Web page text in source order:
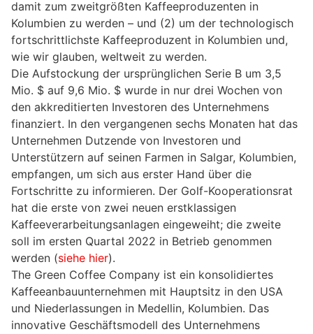
damit zum zweitgrößten Kaffeeproduzenten in
Kolumbien zu werden – und (2) um der technologisch
fortschrittlichste Kaffeeproduzent in Kolumbien und,
wie wir glauben, weltweit zu werden.
Die Aufstockung der ursprünglichen Serie B um 3,5
Mio. $ auf 9,6 Mio. $ wurde in nur drei Wochen von
den akkreditierten Investoren des Unternehmens
finanziert. In den vergangenen sechs Monaten hat das
Unternehmen Dutzende von Investoren und
Unterstützern auf seinen Farmen in Salgar, Kolumbien,
empfangen, um sich aus erster Hand über die
Fortschritte zu informieren. Der Golf-Kooperationsrat
hat die erste von zwei neuen erstklassigen
Kaffeeverarbeitungsanlagen eingeweiht; die zweite
soll im ersten Quartal 2022 in Betrieb genommen
werden (siehe hier).
The Green Coffee Company ist ein konsolidiertes
Kaffeeanbauunternehmen mit Hauptsitz in den USA
und Niederlassungen in Medellin, Kolumbien. Das
innovative Geschäftsmodell des Unternehmens